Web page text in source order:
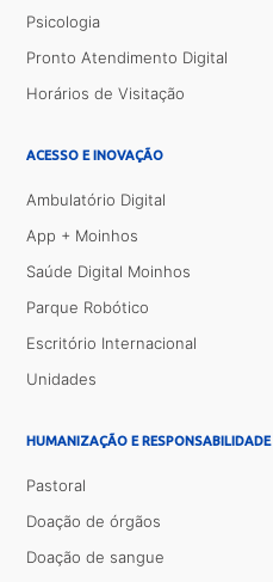
Psicologia
Pronto Atendimento Digital
Horários de Visitação
ACESSO E INOVAÇÃO
Ambulatório Digital
App + Moinhos
Saúde Digital Moinhos
Parque Robótico
Escritório Internacional
Unidades
HUMANIZAÇÃO E RESPONSABILIDADE
Pastoral
Doação de órgãos
Doação de sangue